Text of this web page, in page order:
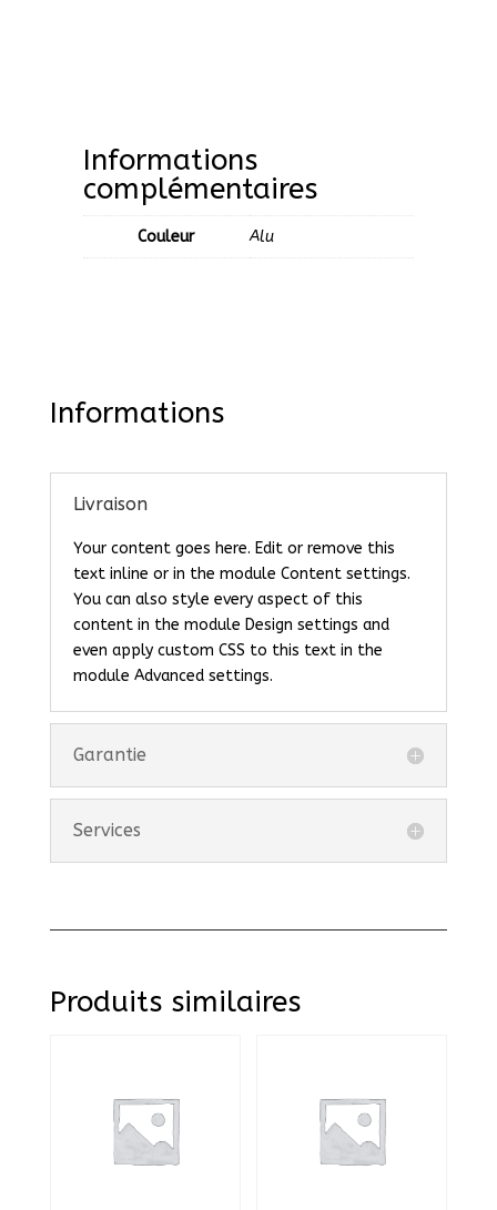
Informations
complémentaires
Couleur Alu
Informations
Livraison
Your content goes here. Edit or remove this
text inline or in the module Content settings.
You can also style every aspect of this
content in the module Design settings and
even apply custom CSS to this text in the
module Advanced settings.
Garantie
Services
Produits similaires